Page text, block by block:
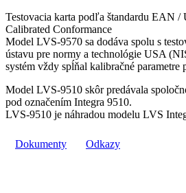
Testovacia karta podľa štandardu EAN /
Calibrated Conformance
Model LVS-9570 sa dodáva spolu s
ústavu pre normy a technológie USA
systém vždy spĺňal kalibračné parametre
Model LVS-9510 skôr predávala
pod označením Integra 9510.
LVS-9510 je náhradou modelu LVS
Dokumenty Odkazy